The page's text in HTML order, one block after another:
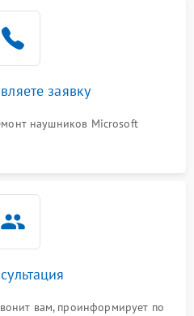
заявку
наушников Microsoft
вам, проинформирует по